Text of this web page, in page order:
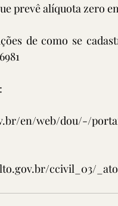
prevê alíquota zero
de como se
en/web/dou/-/
ccivil_03/